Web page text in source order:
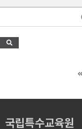
국립특수교육원